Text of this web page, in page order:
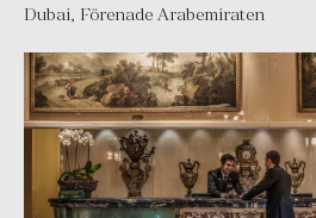
Dubai, Förenade Arabemiraten